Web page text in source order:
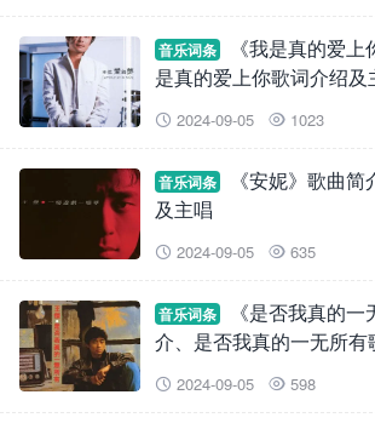
音乐词条
《我是真的爱
是真的爱上你歌词介绍及
 2024-09-05  1023
音乐词条
《安妮》歌曲
及主唱
 2024-09-05  635
音乐词条
《是否我真的
介、是否我真的一无所有
 2024-09-05  598